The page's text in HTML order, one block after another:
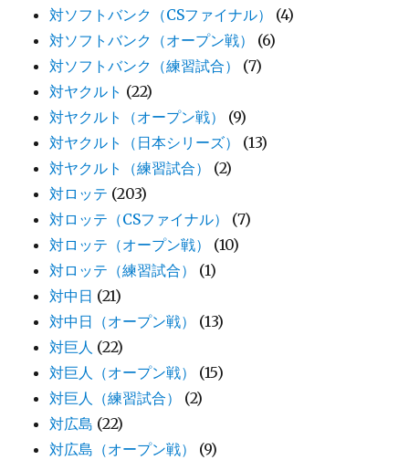
対ソフトバンク（CSファイナル）
(4)
対ソフトバンク（オープン戦）
(6)
対ソフトバンク（練習試合）
(7)
対ヤクルト (22)
対ヤクルト（オープン戦）
(9)
対ヤクルト（日本シリーズ）
(13)
対ヤクルト（練習試合）
(2)
対ロッテ (203)
対ロッテ（CSファイナル）
(7)
対ロッテ（オープン戦）
(10)
対ロッテ（練習試合）
(1)
対中日 (21)
対中日（オープン戦）
(13)
対巨人 (22)
対巨人（オープン戦）
(15)
対巨人（練習試合）
(2)
対広島 (22)
対広島（オープン戦）
(9)